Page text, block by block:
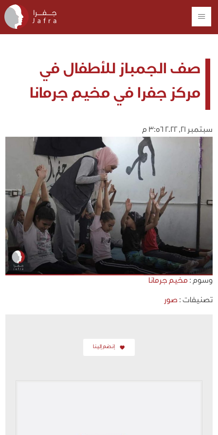
صف الجمباز للأطفال في
مركز جفرا في مخيم جرمانا
سبتمبر 21, 2022 3:56 م
وسوم : مخيم جرمانا
تصنيفات : صور
إنضم إلينا